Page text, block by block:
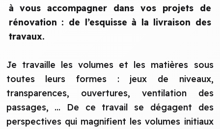
à vous accompagner dans vos projets de
rénovation : de l’esquisse à la livraison des
travaux.
Je travaille les volumes et les matières sous
toutes leurs formes : jeux de niveaux,
transparences, ouvertures, ventilation des
passages, ... De ce travail se dégagent des
perspectives qui magnifient les volumes initiaux